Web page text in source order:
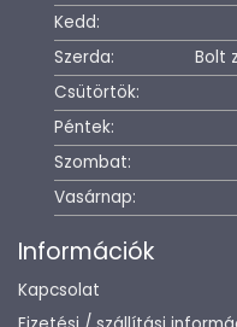
Kedd:
Szerda:
Bolt
Csütörtök:
Péntek:
Szombat:
Vasárnap:
Információk
Kapcsolat